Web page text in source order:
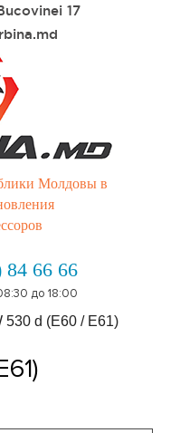
17
Молдовы в
84 66 66
до 18:00
530 d (E60 / E61)